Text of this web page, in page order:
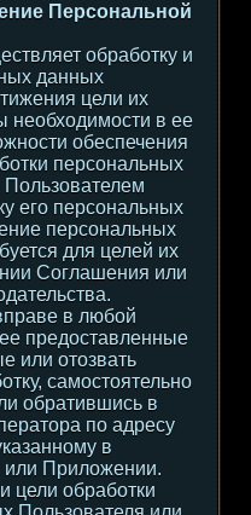
Персональной
обработку и
данных
цели их
необходимости в ее
обеспечения
персональных
его персональных
персональных
для целей их
Соглашения или
в любой
предоставленные
или отозвать
самостоятельно
обратившись в
по адресу
в
или Приложении.
цели обработки